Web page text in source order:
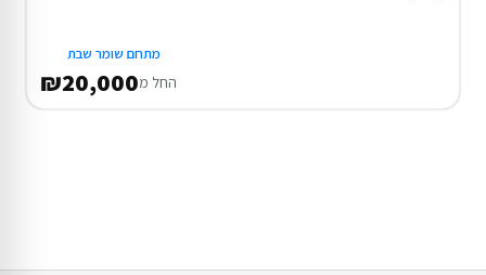
מתחם שומר שבת
החל מ₪20,000